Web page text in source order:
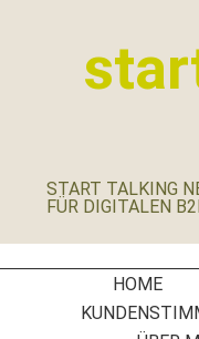
B2B-
Social
Media
Manager
START TALKING
FÜR DIGITALEN
HOME